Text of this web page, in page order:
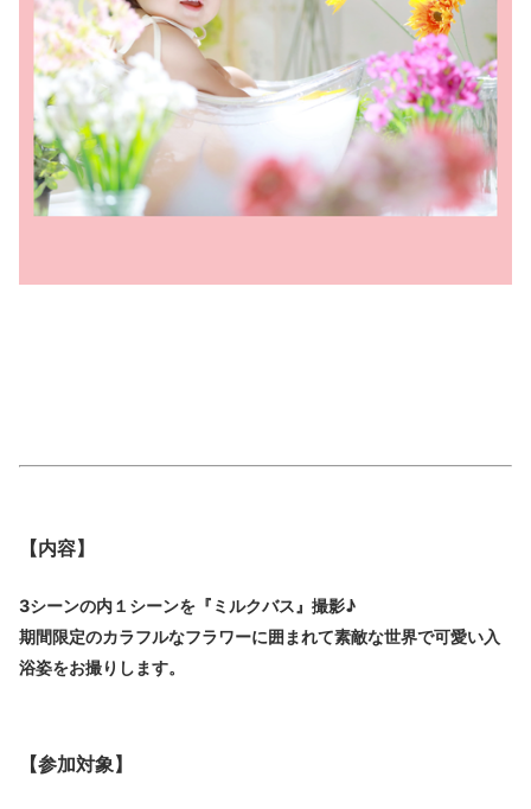
【内容】
3シーンの内１シーンを『ミルクバス』撮影♪
期間限定のカラフルなフラワーに囲まれて素敵な世界で可愛い入
浴姿をお撮りします。
【参加対象】